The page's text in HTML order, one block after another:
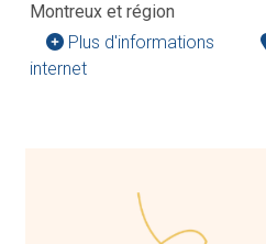
Montreux et région
Plus d'informations
internet